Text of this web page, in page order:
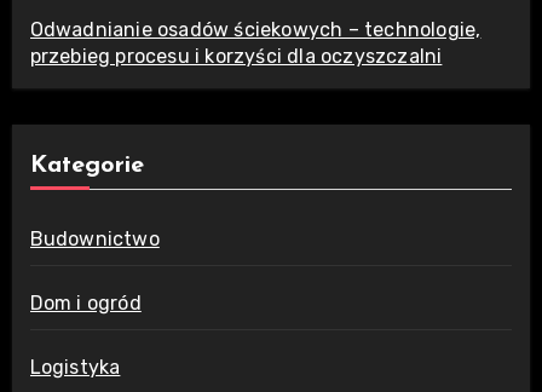
Odwadnianie osadów ściekowych – technologie,
przebieg procesu i korzyści dla oczyszczalni
Kategorie
Budownictwo
Dom i ogród
Logistyka